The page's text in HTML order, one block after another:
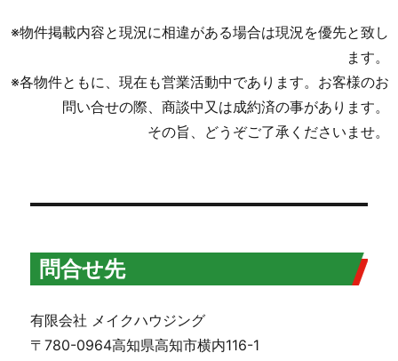
※物件掲載内容と現況に相違がある場合は現況を優先と致し
ます。
※各物件ともに、現在も営業活動中であります。お客様のお
問い合せの際、商談中又は成約済の事があります。
その旨、どうぞご了承くださいませ。
問合せ先
有限会社 メイクハウジング
〒780-0964高知県高知市横内116-1